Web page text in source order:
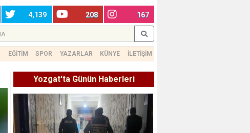
4,139 208 167
EĞİTİM SPOR YAZARLAR KÜNYE İLETİŞİM
Yozgat'ta Günün Haberleri